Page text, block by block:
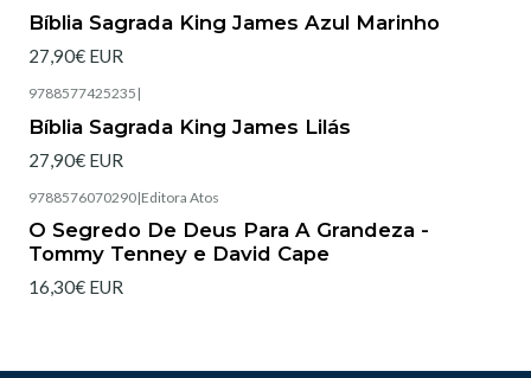
Bíblia Sagrada King James Azul Marinho
27,90€ EUR
9788577425235 |
Bíblia Sagrada King James Lilás
27,90€ EUR
9788576070290|Editora Atos
O Segredo De Deus Para A Grandeza -
Tommy Tenney e David Cape
16,30€ EUR